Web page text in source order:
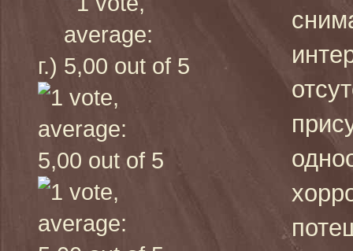
г.)